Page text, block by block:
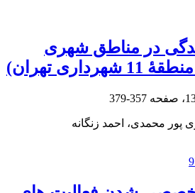
در مناطق شهری
تهران)
357-379
پور محمدی، احمد زنگانه